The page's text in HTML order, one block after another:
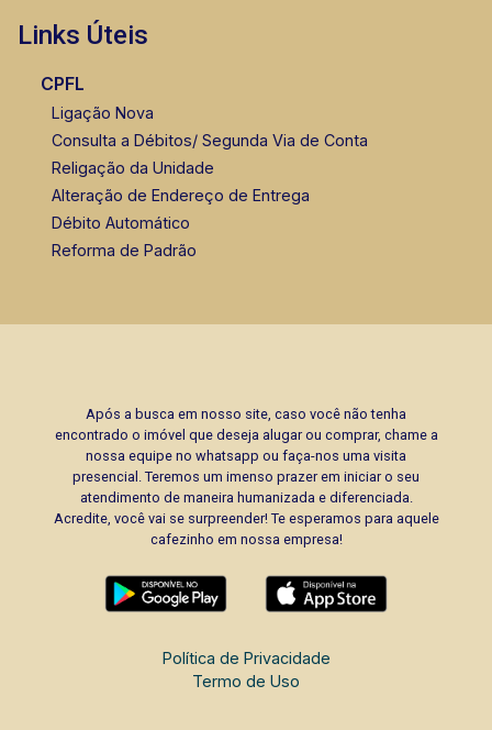
Links Úteis
CPFL
Ligação Nova
Consulta a Débitos/ Segunda Via de Conta
Religação da Unidade
Alteração de Endereço de Entrega
Débito Automático
Reforma de Padrão
Após a busca em nosso site, caso você não tenha
encontrado o imóvel que deseja alugar ou comprar, chame a
nossa equipe no whatsapp ou faça-nos uma visita
presencial. Teremos um imenso prazer em iniciar o seu
atendimento de maneira humanizada e diferenciada.
Acredite, você vai se surpreender! Te esperamos para aquele
cafezinho em nossa empresa!
Política de Privacidade
Termo de Uso